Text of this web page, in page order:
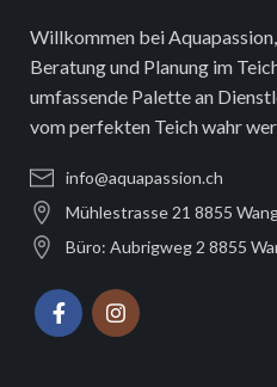
Willkommen bei
Beratung und Planung im
umfassende Palette an
vom perfekten Teich wahr
info@aquapassion.ch
Mühlestrasse 21 8855
Büro: Aubrigweg 2 8855